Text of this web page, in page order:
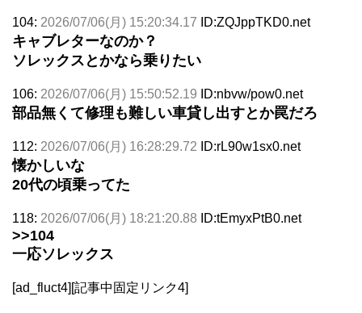
104: 2026/07/06(月) 15:20:34.17 ID:ZQJppTKD0.net
キャブレターなのか？
ソレックスとかなら乗りたい
106: 2026/07/06(月) 15:50:52.19 ID:nbvw/pow0.net
部品無くて修理も難しい車貸し出すとか罠だろ
112: 2026/07/06(月) 16:28:29.72 ID:rL90w1sx0.net
懐かしいな
20代の頃乗ってた
118: 2026/07/06(月) 18:21:20.88 ID:tEmyxPtB0.net
>>104
一応ソレックス
[ad_fluct4][記事中固定リンク4]